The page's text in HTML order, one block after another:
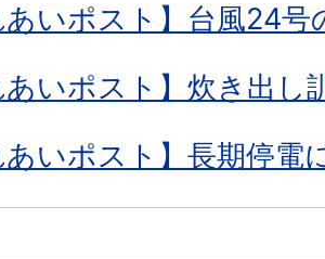
あいポスト】台風24
あいポスト】炊き出し
あいポスト】長期停電